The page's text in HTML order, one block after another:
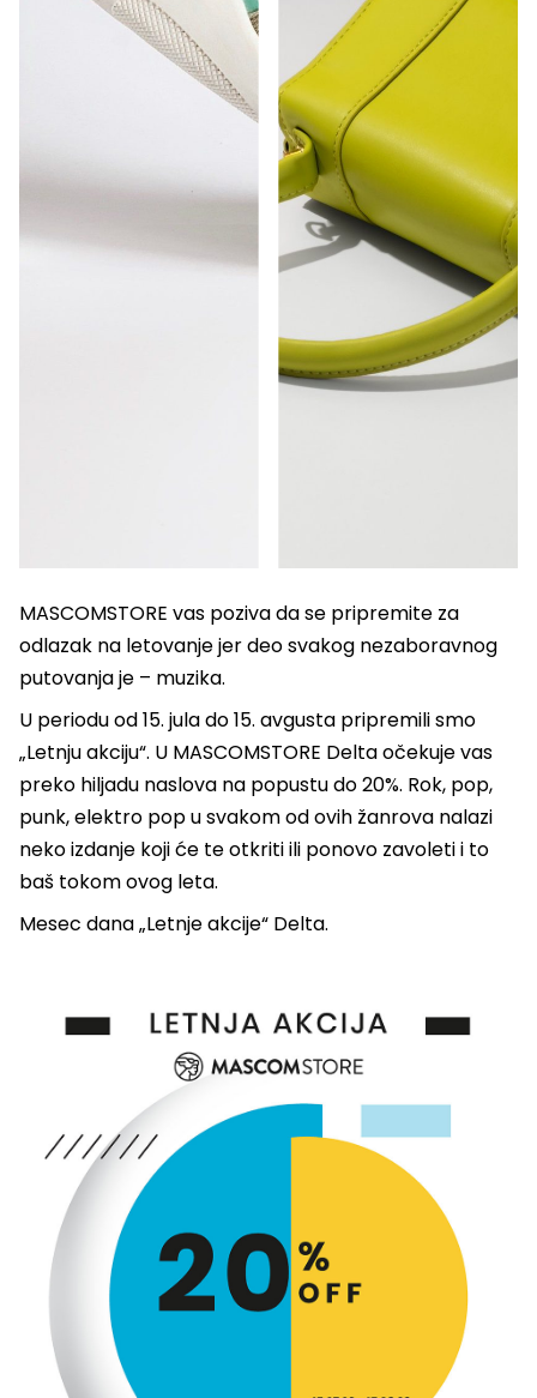
MASCOMSTORE vas poziva da se pripremite za
odlazak na letovanje jer deo svakog nezaboravnog
putovanja je – muzika.
U periodu od 15. jula do 15. avgusta pripremili smo
„Letnju akciju“. U MASCOMSTORE Delta očekuje vas
preko hiljadu naslova na popustu do 20%. Rok, pop,
punk, elektro pop u svakom od ovih žanrova nalazi
neko izdanje koji će te otkriti ili ponovo zavoleti i to
baš tokom ovog leta.
Mesec dana „Letnje akcije“ Delta.